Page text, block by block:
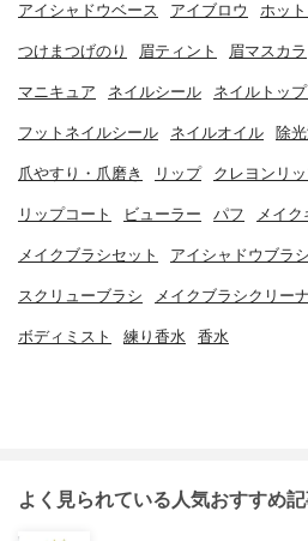
アイシャドウベース アイブロウ ホッ
つけまつげのり 眉ティント 眉マスカラ
マニキュア ネイルシール ネイルトッ
フットネイルシール ネイルオイル 除
爪やすり・爪磨き リップ クレヨンリ
リップコート ビューラー パフ メイ
メイクブラシセット アイシャドウブラシ
スクリューブラシ メイクブラシクリー
ボディミスト 練り香水 香水
よく見られている人気おすすめ